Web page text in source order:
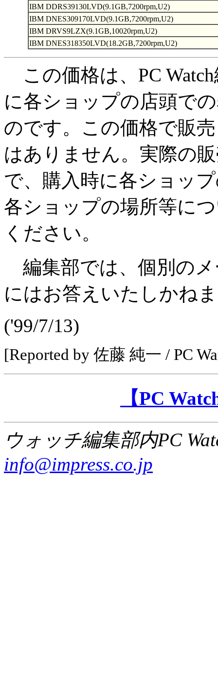
IBM DDRS39130LVD(9.1GB,7200rpm,U2)
IBM DNES309170LVD(9.1GB,7200rpm,U2)
IBM DRVS9LZX(9.1GB,10020rpm,U2)
IBM DNES318350LVD(18.2GB,7200rpm,U2)
この価格は、PC
に各ショップの店頭で
のです。この価格で販
はありません。実際の
で、購入時に各ショッ
各ショップの場所等に
ください。
編集部では、個別の
にはお答えいたしかね
('99/7/13)
[Reported by 佐藤 純一 / PC
【PC
ウォッチ編集部内PC
info@impress.co.jp